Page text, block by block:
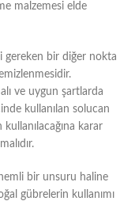
malzemesi elde
gereken bir diğer nokta
ve uygun şartlarda
kullanılan solucan
karar
bir unsuru haline
gübrelerin kullanımı